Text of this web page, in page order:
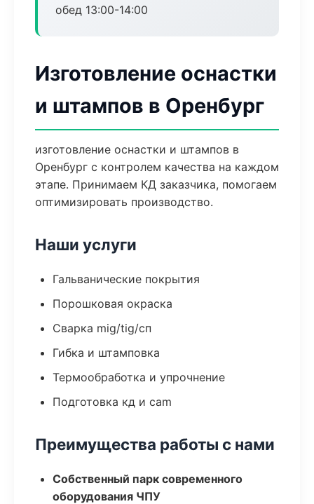
обед 13:00-14:00
Изготовление оснастки
и штампов в Оренбург
изготовление оснастки и штампов в
Оренбург с контролем качества на каждом
этапе. Принимаем КД заказчика, помогаем
оптимизировать производство.
Наши услуги
Гальванические покрытия
Порошковая окраска
Сварка mig/tig/сп
Гибка и штамповка
Термообработка и упрочнение
Подготовка кд и cam
Преимущества работы с нами
Собственный парк современного
оборудования ЧПУ